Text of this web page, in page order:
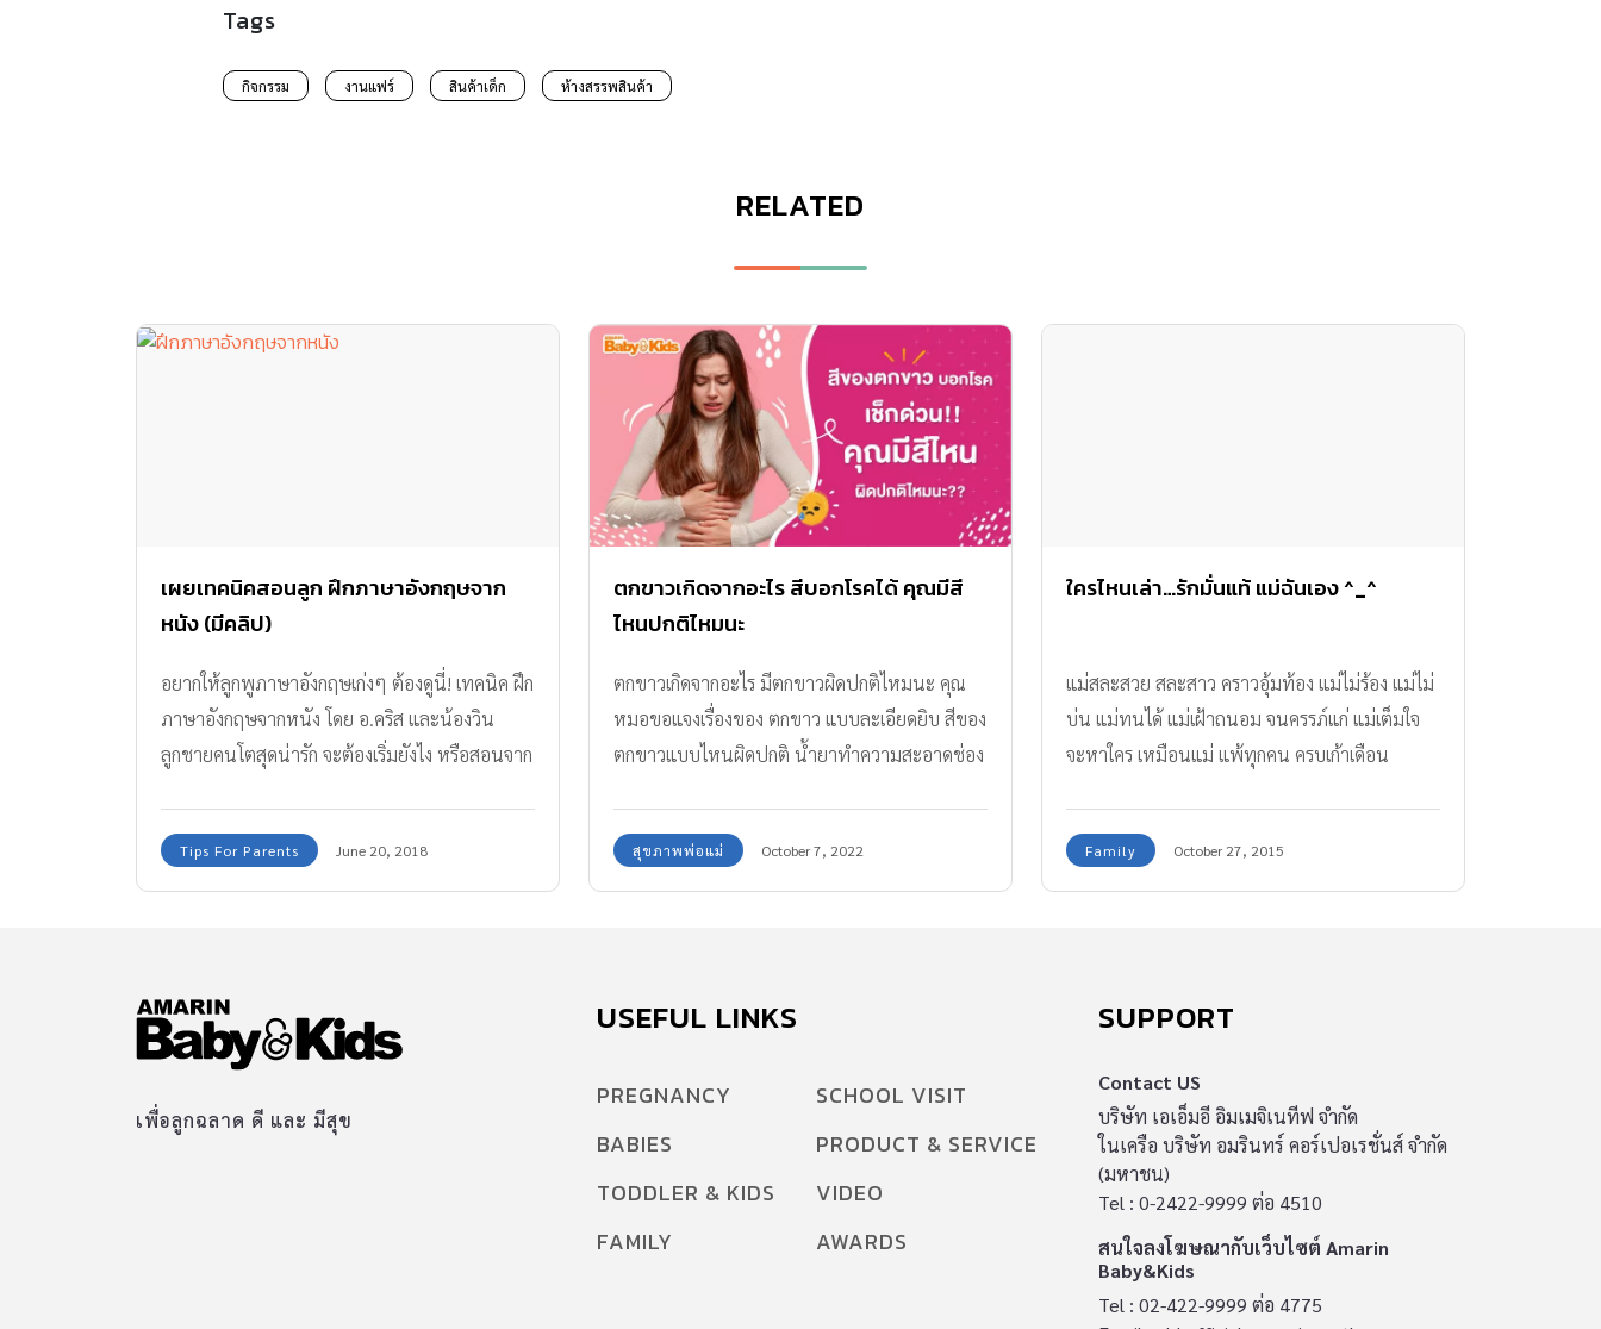
Tags
กิจกรรม งานแฟร์ สินค้าเด็ก ห้างสรรพสินค้า
RELATED
เผยเทคนิคสอนลูก ฝึกภาษาอังกฤษจาก
หนัง (มีคลิป)
อยากให้ลูกพูภาษาอังกฤษเก่งๆ ต้องดูนี่! เทคนิค ฝึก
ภาษาอังกฤษจากหนัง โดย อ.คริส และน้องวิน
ลูกชายคนโตสุดน่ารัก จะต้องเริ่มยังไง หรือสอนจาก
Tips For Parents June 20, 2018
ตกขาวเกิดจากอะไร สีบอกโรคได้ คุณมีสี
ไหนปกติไหมนะ
ตกขาวเกิดจากอะไร มีตกขาวผิดปกติไหมนะ คุณ
หมอขอแจงเรื่องของ ตกขาว แบบละเอียดยิบ สีของ
ตกขาวแบบไหนผิดปกติ น้ำยาทำความสะอาดช่อง
สุขภาพพ่อแม่ October 7, 2022
ใครไหนเล่า…รักมั่นแท้ แม่ฉันเอง ^_^
แม่สละสวย สละสาว คราวอุ้มท้อง แม่ไม่ร้อง แม่ไม่
บ่น แม่ทนได้ แม่เฝ้าถนอม จนครรภ์แก่ แม่เต็มใจ
จะหาใคร เหมือนแม่ แพ้ทุกคน ครบเก้าเดือน
เต้าแม่กลั่น ปันลูกกิน แม่ป้องริ้น ป้องไร มิให้ผ่าน
แม่สงสาร ห่วงลูกยา กว่าทรัพย์สิน แม่เห่กล่อม
ระทมกว่า ยามลูกไข้ แม่อดนอน ร้อนอุรา ยามลูก
ร่วง แม่เป็นห่วง ดิ้นรนหา เอาม้าให้ แม้แม่อด […]
Family October 27, 2015
เพื่อลูกฉลาด ดี และ มีสุข
USEFUL LINKS
PREGNANCY
BABIES
TODDLER & KIDS
FAMILY
SCHOOL VISIT
PRODUCT & SERVICE
VIDEO
AWARDS
SUPPORT
Contact US
บริษัท เอเอ็มอี อิมเมจิเนทีฟ จำกัด
ในเครือ บริษัท อมรินทร์ คอร์เปอเรชั่นส์ จำกัด
(มหาชน)
Tel : 0-2422-9999 ต่อ 4510
สนใจลงโฆษณากับเว็บไซต์ Amarin
Baby&Kids
Tel : 02-422-9999 ต่อ 4775